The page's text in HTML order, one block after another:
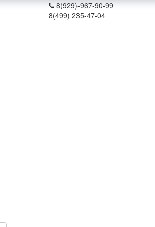
8(929)-967-90-99
8(499) 235-47-04